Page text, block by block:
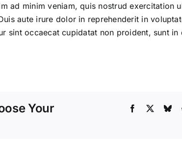
ad minim veniam, quis nostrud exercitation
aute irure dolor in reprehenderit in
sint occaecat cupidatat non proident, sunt
Your